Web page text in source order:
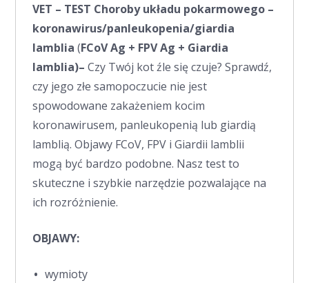
VET – TEST Choroby układu pokarmowego –
koronawirus/panleukopenia/giardia
lamblia(FCoV Ag + FPV Ag + Giardia
lamblia)–Czy Twój kot źle się czuje? Sprawdź,
czy jego złe samopoczucie nie jest
spowodowane zakażeniem kocim
koronawirusem, panleukopenią lub giardią
lamblią. Objawy FCoV, FPV i Giardii lamblii
mogą być bardzo podobne. Nasz test to
skuteczne i szybkie narzędzie pozwalające na
ich rozróżnienie.
OBJAWY:
wymioty